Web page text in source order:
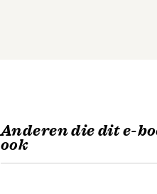
Anderen die dit e-
ook